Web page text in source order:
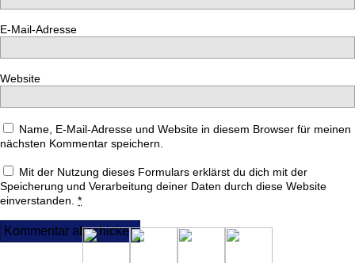
E-Mail-Adresse
Website
Name, E-Mail-Adresse und Website in diesem Browser für meinen
nächsten Kommentar speichern.
Mit der Nutzung dieses Formulars erklärst du dich mit der
Speicherung und Verarbeitung deiner Daten durch diese Website
einverstanden. *